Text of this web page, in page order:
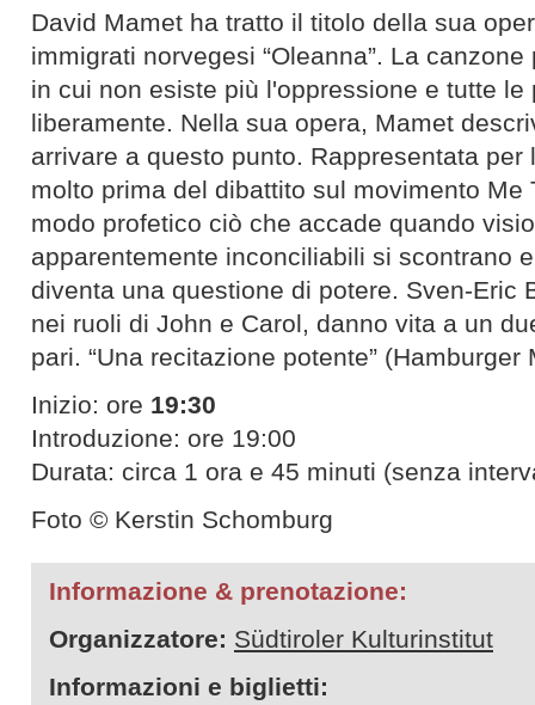
David Mamet ha tratto il titolo della sua
immigrati norvegesi “Oleanna”. La
in cui non esiste più l'oppressione e tutte
liberamente. Nella sua opera, Mamet
arrivare a questo punto. Rappresentata
molto prima del dibattito sul movimento Me
modo profetico ciò che accade quando
apparentemente inconciliabili si scontrano
diventa una questione di potere. Sven-Eric
nei ruoli di John e Carol, danno vita a un
pari. “Una recitazione potente” (Hamburger
Inizio: ore 19:30
Introduzione: ore 19:00
Durata: circa 1 ora e 45 minuti (senza
Foto © Kerstin Schomburg
Informazione & prenotazione:
Organizzatore: Südtiroler Kulturinstitut
Informazioni e biglietti: